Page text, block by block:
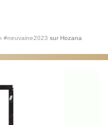
#neuvaine2023 sur Hozana